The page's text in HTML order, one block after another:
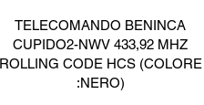
TELECOMANDO BENINCA
CUPIDO2-NWV 433,92 MHZ
ROLLING CODE HCS (COLORE
:NERO)